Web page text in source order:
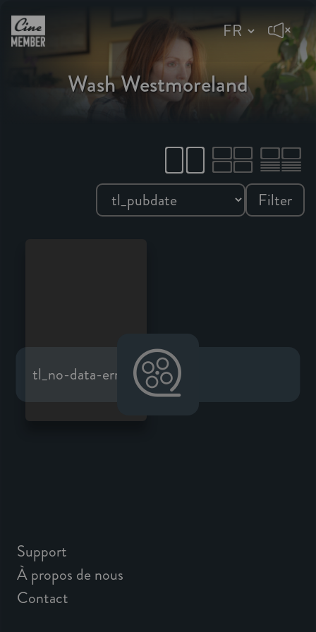
Wash Westmoreland
Filter
Support
À propos de nous
Contact
tl_no-data-error